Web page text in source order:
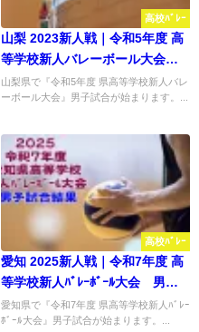
高校ﾊﾞﾚｰ
山梨 2023新人戦｜令和5年度 高
等学校新人バレーボール大会
男子試合結果
山梨県で『令和5年度 県高等学校新人バレ
ーボール大会』男子試合が始まります。...
高校ﾊﾞﾚｰ
愛知 2025新人戦｜令和7年度 高
等学校新人ﾊﾞﾚｰﾎﾞｰﾙ大会 男子
結果
愛知県で『令和7年度 県高等学校新人ﾊﾞﾚｰ
ﾎﾞｰﾙ大会』男子試合が始まります。...